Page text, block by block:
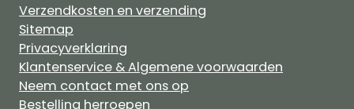
Verzendkosten en verzending
Sitemap
Privacyverklaring
Klantenservice & Algemene voorwaarden
Neem contact met ons op
Bestelling herroepen